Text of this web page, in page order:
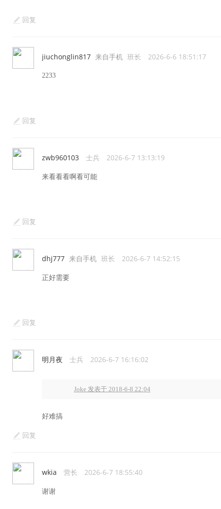
回复
jiuchonglin817 来自手机 班长 2026-6-6 18:51:17
2233
回复
zwb960103 士兵 2026-6-7 13:13:19
来看看看啊看可能
回复
dhj777 来自手机 班长 2026-6-7 14:52:15
正好需要
回复
明月夜 士兵 2026-6-7 16:16:02
Joke 发表于 2018-6-8 22:04
好难搞
回复
wkia 营长 2026-6-7 18:55:40
谢谢